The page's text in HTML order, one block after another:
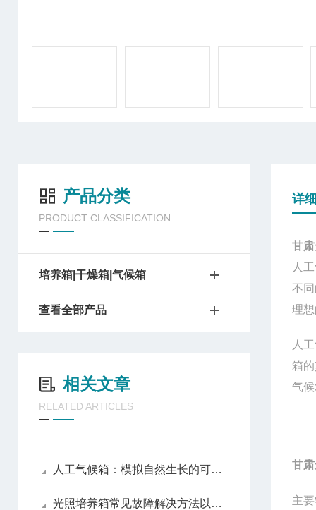
产品分类
PRODUCT CLASSIFICATION
培养箱|干燥箱|气候箱
查看全部产品
相关文章
RELATED ARTICLES
人工气候箱：模拟自然生长的可控空间
光照培养箱常见故障解决方法以及分析
详
甘
人
不
理
人
箱
气
甘
主